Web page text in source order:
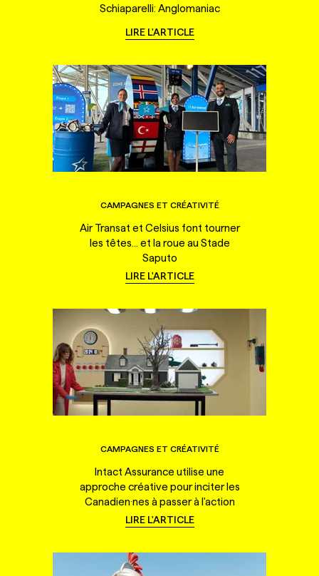
Schiaparelli: Anglomaniac
LIRE L'ARTICLE
CAMPAGNES ET CRÉATIVITÉ
Air Transat et Celsius font tourner
les têtes... et la roue au Stade
Saputo
LIRE L'ARTICLE
CAMPAGNES ET CRÉATIVITÉ
Intact Assurance utilise une
approche créative pour inciter les
Canadien·nes à passer à l'action
LIRE L'ARTICLE